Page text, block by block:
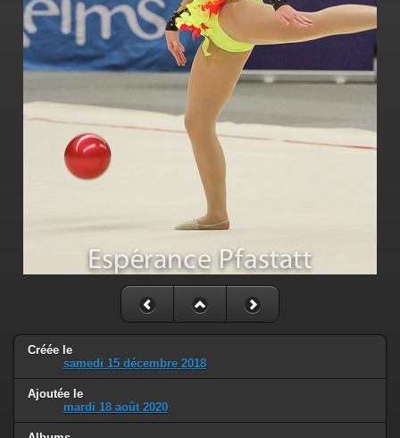
Créée le
samedi 15 décembre 2018
Ajoutée le
mardi 18 août 2020